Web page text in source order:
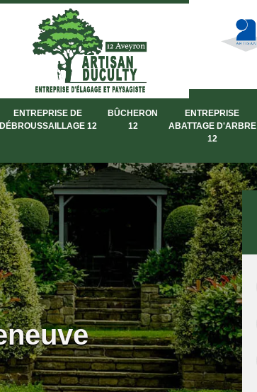
ENTREPRISE DE
DÉBROUSSAILLAGE 12
BÛCHERON
12
ENTREPRISE
ABATTAGE D'ARBRE
12